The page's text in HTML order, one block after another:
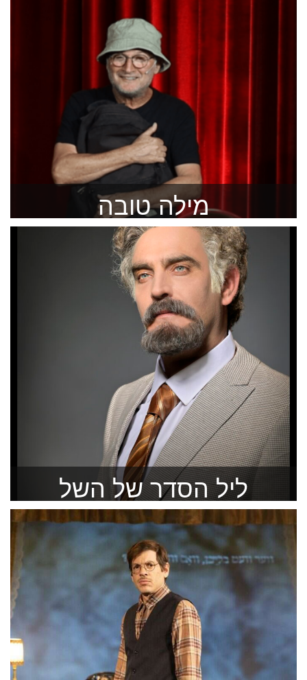
מילה טובה
הצגת יחיד בהשראת סיפור חייו של דב נבון
להזמנה >
ליל הסדר של השל
סיפורו של הרב פרופ’ יהושע השל
להזמנה >